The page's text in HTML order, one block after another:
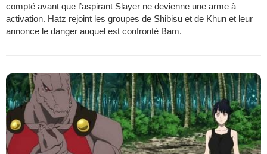
compté avant que l’aspirant Slayer ne devienne une arme à
activation. Hatz rejoint les groupes de Shibisu et de Khun et leur
annonce le danger auquel est confronté Bam.